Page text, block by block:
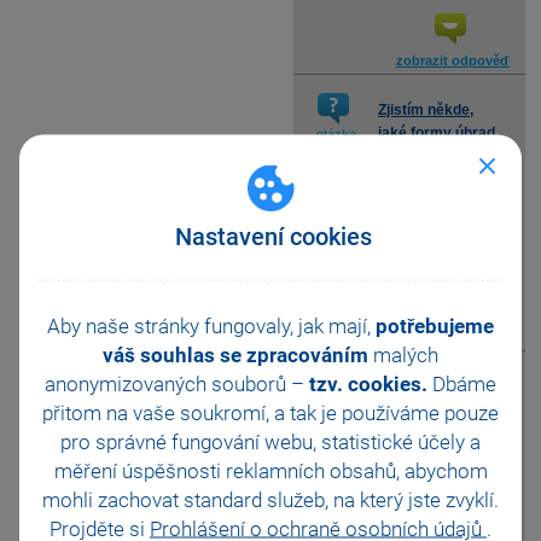
Nastavení cookies
Aby naše stránky fungovaly, jak mají, potřebujeme
váš souhlas se zpracováním malých
anonymizovaných souborů – tzv. cookies. Dbáme
přitom na vaše soukromí, a tak je používáme pouze
pro správné fungování webu, statistické účely a
měření úspěšnosti reklamních obsahů, abychom
mohli zachovat standard služeb, na který jste zvyklí.
Projděte si Prohlášení o ochraně osobních údajů .
zobrazit odpověď
otázka
Zjistím někde,
jaké formy úhrad
jednotlivých prodejek, aniž
záložku Úhrady dokladu u
každé z prodejek?
zobrazit odpověď
otázka
Zjistím nějak,
které položky z
prodejek byly do
prodejek zadány pouze
textově, abych nemusel
prodejky procházet
jednotlivě?